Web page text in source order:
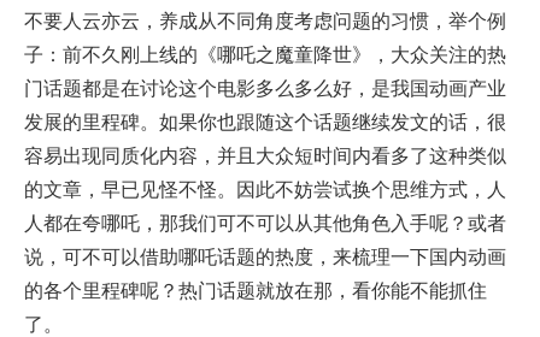
不要人云亦云，养成从不同角度考虑问题的习惯，举个例
子：前不久刚上线的《哪吒之魔童降世》，大众关注的热
门话题都是在讨论这个电影多么多么好，是我国动画产业
发展的里程碑。如果你也跟随这个话题继续发文的话，很
容易出现同质化内容，并且大众短时间内看多了这种类似
的文章，早已见怪不怪。因此不妨尝试换个思维方式，人
人都在夸哪吒，那我们可不可以从其他角色入手呢？或者
说，可不可以借助哪吒话题的热度，来梳理一下国内动画
的各个里程碑呢？热门话题就放在那，看你能不能抓住
了。